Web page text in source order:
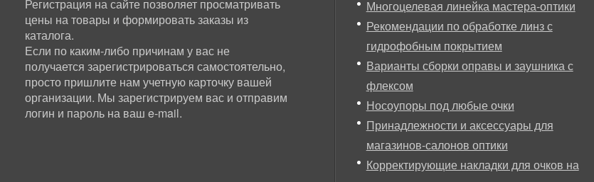
Регистрация на сайте позволяет просматривать
цены на товары и формировать заказы из
каталога.
Если по каким-либо причинам у вас не
получается зарегистрироваться самостоятельно,
просто пришлите нам учетную карточку вашей
организации. Мы зарегистрируем вас и отправим
логин и пароль на ваш e-mail.
Многоцелевая линейка мастера-оптики
Рекомендации по обработке линз с
гидрофобным покрытием
Варианты сборки оправы и заушника с
флексом
Носоупоры под любые очки
Принадлежности и аксессуары для
магазинов-салонов оптики
Корректирующие накладки для очков на